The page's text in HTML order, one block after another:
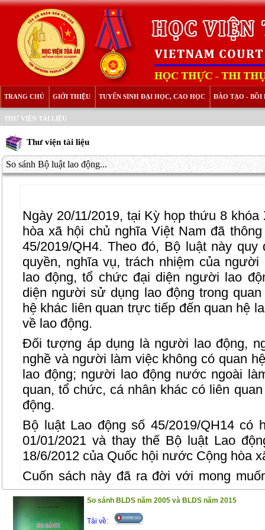
TRANG CHỦ GIỚI THIỆU TUYỂN SINH ĐẠI HỌC, CAO HỌC ĐÀO TẠO - BỒI
THƯ VIỆN TÀI LIỆU
Thư viện tài liệu
So sánh Bộ luật lao động...
Ngày 20/11/2019, tại Kỳ họp thứu 8
hòa xã hội chủ nghĩa Việt Nam đã
45/2019/QH4. Theo đó, Bộ luật này quy
quyền, nghĩa vụ, trách nhiệm của
lao động, tổ chức đại diện người lao
diện người sử dụng lao động trong
hệ khác liên quan trực tiếp đến quan hệ
về lao động.
Đối tượng áp dụng là người lao động,
nghề và người làm việc không có quan
lao động; người lao động nước ngoài
quan, tổ chức, cá nhân khác có liên
động.
Bộ luật Lao động số 45/2019/QH14 có
01/01/2021 và thay thế Bộ luật Lao
18/6/2012 của Quốc hội nước Cộng hòa
Cuốn sách này đã ra đời với mong
trong việc tra cứu, áp dụng Bộ luật Lao
của Bộ luật Lao động 2019 với 242 Điều
Đồng thời, cuốn sách còn in các văn bản
So sánh BLDS năm 2005 và BLDS năm 2015
Tải về: